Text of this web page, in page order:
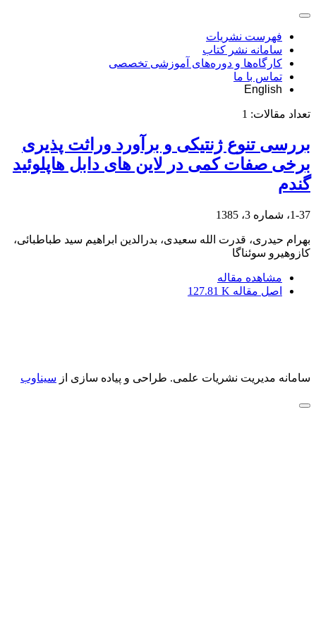
فهرست نشریات
سامانه نشر کتاب
کارگاه‌ها و دوره‌های آموزشی تخصصی
تماس با ما
English
تعداد مقالات: 1
بررسی تنوع ژنتیکی و برآورد وراثت پذیری
برخی صفات کمی در لاین های دابل هاپلوئید
گندم
1-37، شماره 3، 1385
بهرام حیدری، قدرت الله سعیدی، بدرالدین ابراهیم سید طباطبائی،
کازوهیرو سوئناگا
مشاهده مقاله
اصل مقاله 127.81 K
سامانه مدیریت نشریات علمی. طراحی و پیاده سازی از سیناوب